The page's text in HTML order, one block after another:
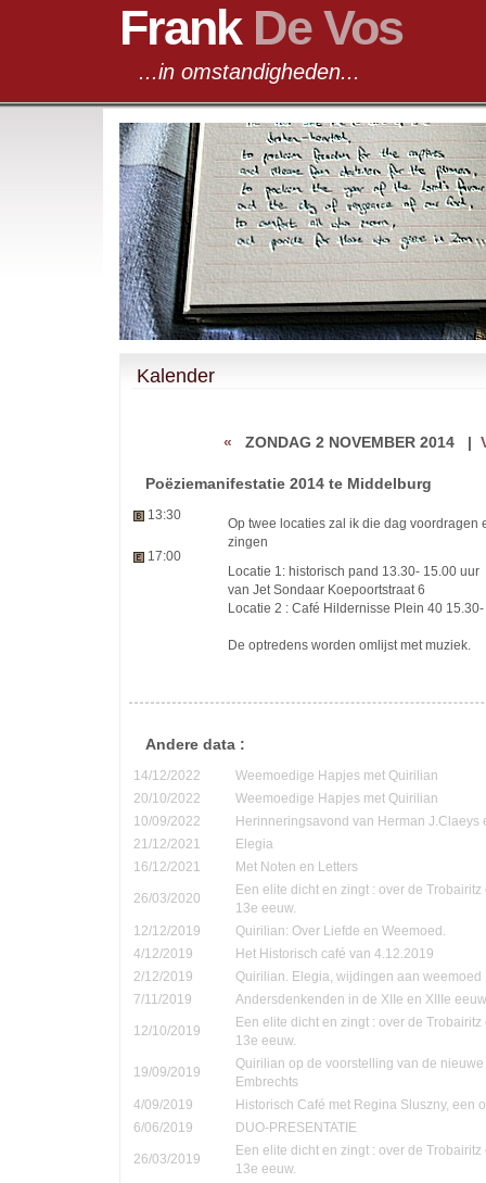
Frank De Vos
...in omstandigheden...
Kalender
« ZONDAG 2 NOVEMBER 2014|
Poëziemanifestatie 2014 te Middelburg
13:30
17:00
Op twee locaties zal ik die dag voordragen
zingen
Locatie 1: historisch pand 13.30- 15.00 uur
van Jet Sondaar Koepoortstraat 6
Locatie 2 : Café Hildernisse Plein 40
De optredens worden omlijst met muziek.
Andere data :
14/12/2022
Weemoedige Hapjes met Quirilian
20/10/2022
Weemoedige Hapjes met Quirilian
10/09/2022
Herinneringsavond van Herman J.Claeys
21/12/2021
Elegia
16/12/2021
Met Noten en Letters
26/03/2020
Een elite dicht en zingt : over de
13e eeuw.
12/12/2019
Quirilian: Over Liefde en Weemoed.
4/12/2019
Het Historisch café van 4.12.2019
2/12/2019
Quirilian. Elegia, wijdingen aan weemoed
7/11/2019
Andersdenkenden in de XIIe en XIIIe
12/10/2019
Een elite dicht en zingt : over de
13e eeuw.
19/09/2019
Quirilian op de voorstelling van de
Embrechts
4/09/2019
Historisch Café met Regina Sluszny, een
6/06/2019
DUO-PRESENTATIE
26/03/2019
Een elite dicht en zingt : over de
13e eeuw.